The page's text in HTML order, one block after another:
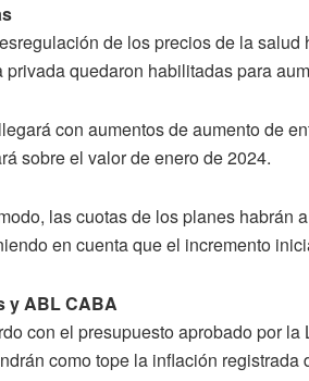
de los precios de la
privada quedaron habilitadas para
con aumentos de aumento de
sobre el valor de enero de 2024.
las cuotas de los planes habrán
en cuenta que el incremento
y ABL CABA
con el presupuesto aprobado por
como tope la inflación